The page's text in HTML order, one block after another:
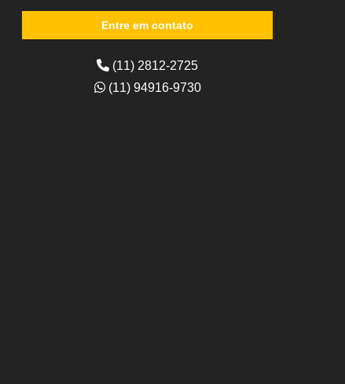
Entre em contato
(11) 2812-2725
(11) 94916-9730